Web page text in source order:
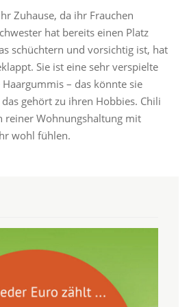
Zuhause, da ihr Frauchen
hat bereits einen Platz
schüchtern und vorsichtig ist, hat
Sie ist eine sehr verspielte
– das könnte sie
gehört zu ihren Hobbies. Chili
reiner Wohnungshaltung mit
wohl fühlen.